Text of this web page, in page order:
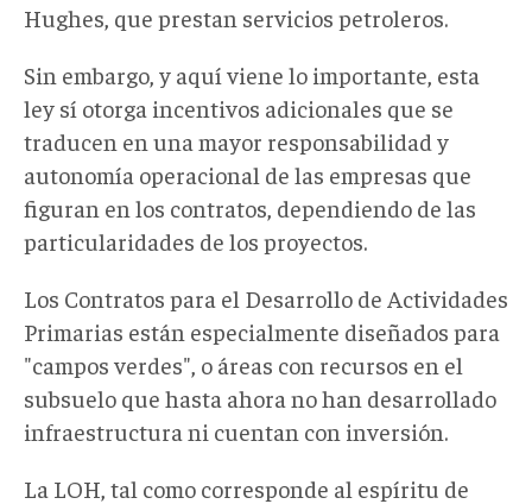
Hughes, que prestan servicios petroleros.
Sin embargo, y aquí viene lo importante, esta
ley sí otorga incentivos adicionales que se
traducen en una mayor responsabilidad y
autonomía operacional de las empresas que
figuran en los contratos, dependiendo de las
particularidades de los proyectos.
Los Contratos para el Desarrollo de Actividades
Primarias están especialmente diseñados para
"campos verdes", o áreas con recursos en el
subsuelo que hasta ahora no han desarrollado
infraestructura ni cuentan con inversión.
La LOH, tal como corresponde al espíritu de